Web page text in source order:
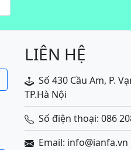
LIÊN HỆ
Số 430 Cầu Am, P.
TP.Hà Nội
Số điện thoại: 086
Email: info@ianfa.vn